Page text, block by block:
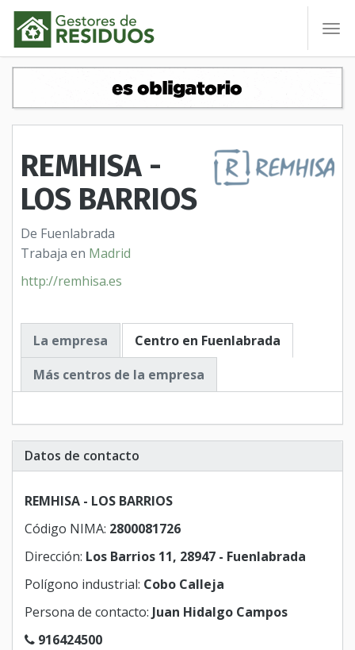
REMHISA -
LOS BARRIOS
De Fuenlabrada
Trabaja en Madrid
http://remhisa.es
La empresa
Centro en Fuenlabrada
Más centros de la empresa
Datos de contacto
REMHISA - LOS BARRIOS
Código NIMA: 2800081726
Dirección: Los Barrios 11, 28947 - Fuenlabrada
Polígono industrial: Cobo Calleja
Persona de contacto: Juan Hidalgo Campos
916424500